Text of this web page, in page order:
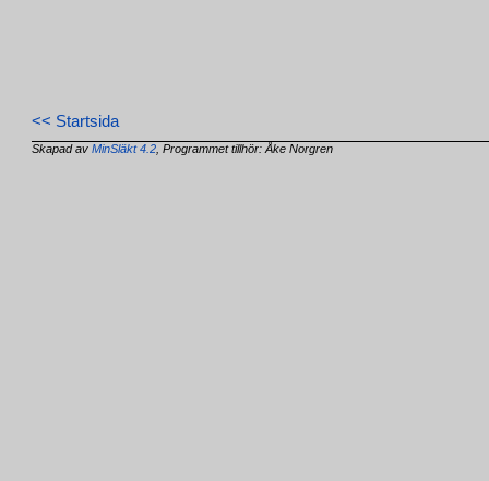
<< Startsida
Skapad avMinSläkt 4.2 , Programmet tillhör: Åke Norgren